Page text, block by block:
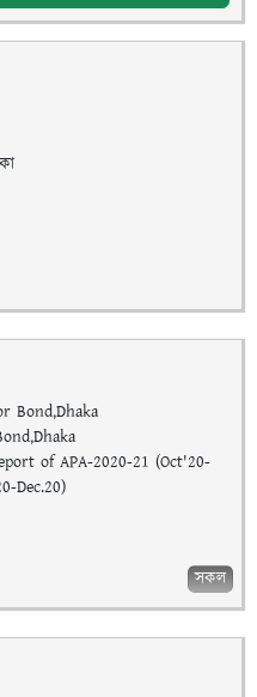
Bond,Dhaka
of APA-2020-21 (Oct'20-
Dec.20)
সকল